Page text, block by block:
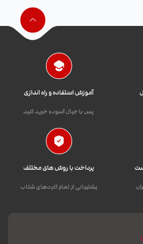
آموزش استفاده و راه اندازی
پس با خیال آسوده خرید کنید
پرداخت با روش های مختلف
پشتیبانی از تمام کارت‌های شتاب